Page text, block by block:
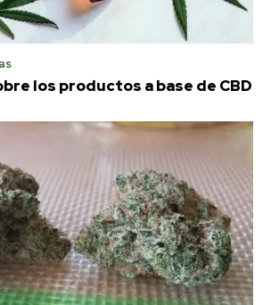
los productos a base de CBD